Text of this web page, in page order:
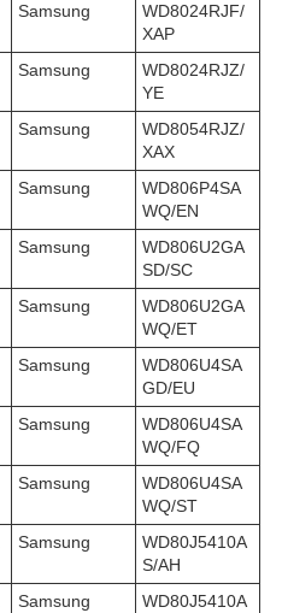
Samsung
WD8024RJF/
XAP
Samsung
WD8024RJZ/
YE
Samsung
WD8054RJZ/
XAX
Samsung
WD806P4SA
WQ/EN
Samsung
WD806U2GA
SD/SC
Samsung
WD806U2GA
WQ/ET
Samsung
WD806U4SA
GD/EU
Samsung
WD806U4SA
WQ/FQ
Samsung
WD806U4SA
WQ/ST
Samsung
WD80J5410A
S/AH
Samsung
WD80J5410A